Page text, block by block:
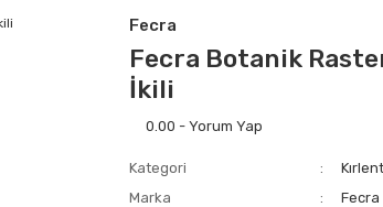
Fecra
Fecra Botanik
İkili
0.00 - Yorum Yap
Kategori
Marka
Fecra